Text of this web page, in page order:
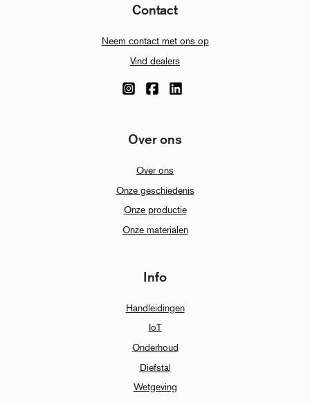
Contact
Neem contact met ons op
Vind dealers
Over ons
Over ons
Onze geschiedenis
Onze productie
Onze materialen
Info
Handleidingen
IoT
Onderhoud
Diefstal
Wetgeving